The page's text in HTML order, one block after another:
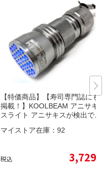
【特価商品】【寿司専門誌にも
掲載！】KOOLBEAM アニサキ
スライト アニサキスが検出でき
LED UVライト KB-38 単4ｘ3本
マイストア在庫： 92
税込 3,729